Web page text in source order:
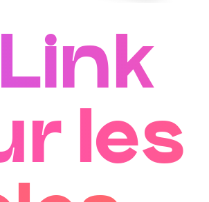
les